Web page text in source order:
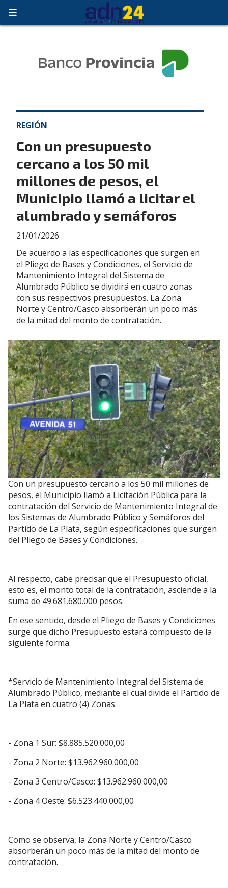
Con un presupuesto
cercano a los 50 mil
millones de pesos, el
Municipio llamó a licitar el
alumbrado y semáforos
De acuerdo a las especificaciones que surgen en
el Pliego de Bases y Condiciones, el Servicio de
Mantenimiento Integral del Sistema de
Alumbrado Público se dividirá en cuatro zonas
con sus respectivos presupuestos. La Zona
Norte y Centro/Casco absorberán un poco más
de la mitad del monto de contratación.
REGIÓN
21/01/2026
Con un presupuesto cercano a los 50 mil millones de
pesos, el Municipio llamó a Licitación Pública para la
contratación del Servicio de Mantenimiento Integral de
los Sistemas de Alumbrado Público y Semáforos del
Partido de La Plata, según especificaciones que surgen
del Pliego de Bases y Condiciones.
Al respecto, cabe precisar que el Presupuesto oficial,
esto es, el monto total de la contratación, asciende a la
suma de 49.681.680.000 pesos.
En ese sentido, desde el Pliego de Bases y Condiciones
surge que dicho Presupuesto estará compuesto de la
siguiente forma:
*Servicio de Mantenimiento Integral del Sistema de
Alumbrado Público, mediante el cual divide el Partido de
La Plata en cuatro (4) Zonas:
- Zona 1 Sur: $8.885.520.000,00
- Zona 2 Norte: $13.962.960.000,00
- Zona 3 Centro/Casco: $13.962.960.000,00
- Zona 4 Oeste: $6.523.440.000,00
Como se observa, la Zona Norte y Centro/Casco
absorberán un poco más de la mitad del monto de
contratación.